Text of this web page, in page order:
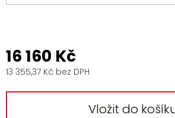
16 160 Kč
13 355,37 Kč bez DPH
cena:
Vložit do